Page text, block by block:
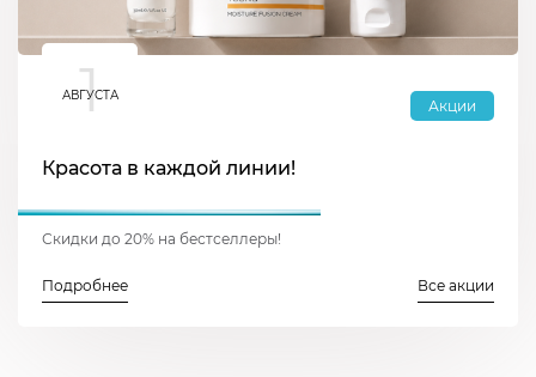
1
АВГУСТА
Акции
Красота в каждой линии!
Скидки до 20% на бестселлеры!
Подробнее Все акции